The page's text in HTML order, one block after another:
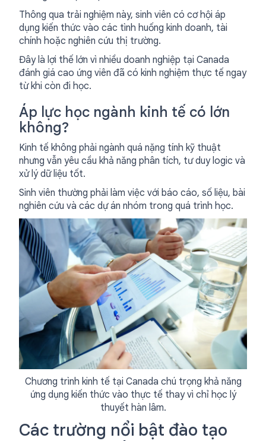
Thông qua trải nghiệm này, sinh viên có cơ hội áp
dụng kiến thức vào các tình huống kinh doanh, tài
chính hoặc nghiên cứu thị trường.
Đây là lợi thế lớn vì nhiều doanh nghiệp tại Canada
đánh giá cao ứng viên đã có kinh nghiệm thực tế ngay
từ khi còn đi học.
Áp lực học ngành kinh tế có lớn
không?
Kinh tế không phải ngành quá nặng tính kỹ thuật
nhưng vẫn yêu cầu khả năng phân tích, tư duy logic và
xử lý dữ liệu tốt.
Sinh viên thường phải làm việc với báo cáo, số liệu, bài
nghiên cứu và các dự án nhóm trong quá trình học.
Chương trình kinh tế tại Canada chú trọng khả năng
ứng dụng kiến thức vào thực tế thay vì chỉ học lý
thuyết hàn lâm.
Các trường nổi bật đào tạo